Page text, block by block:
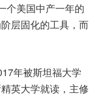
个美国中产一年的
层固化的工具，而
年被斯坦福大学
英大学就读，主修